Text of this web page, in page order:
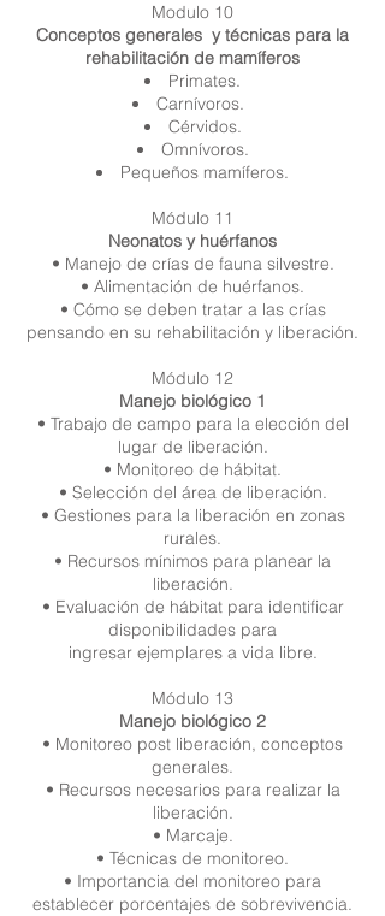
Modulo 10
Conceptos generales y técnicas para la
rehabilitación de mamíferos
Primates.
Carnívoros.
Cérvidos.
Omnívoros.
Pequeños mamíferos.
Módulo 11
Neonatos y huérfanos
• Manejo de crías de fauna silvestre.
• Alimentación de huérfanos.
• Cómo se deben tratar a las crías
pensando en su rehabilitación y liberación.
Módulo 12
Manejo biológico 1
• Trabajo de campo para la elección del
lugar de liberación.
• Monitoreo de hábitat.
• Selección del área de liberación.
• Gestiones para la liberación en zonas
rurales.
• Recursos mínimos para planear la
liberación.
• Evaluación de hábitat para identificar
disponibilidades para
ingresar ejemplares a vida libre.
Módulo 13
Manejo biológico 2
• Monitoreo post liberación, conceptos
generales.
• Recursos necesarios para realizar la
liberación.
• Marcaje.
• Técnicas de monitoreo.
• Importancia del monitoreo para
establecer porcentajes de sobrevivencia.